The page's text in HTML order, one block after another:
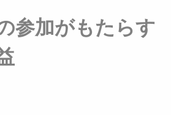
参加がもたらす